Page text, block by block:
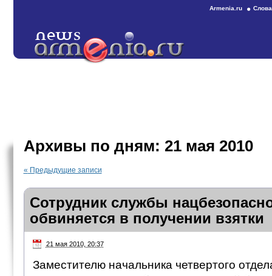
Armenia.ru
Архивы по дням: 21 мая 2010
« Предыдущие записи
Сотрудник службы
обвиняется в получении взятки
21 мая 2010, 20:37
Заместителю начальника четвертого